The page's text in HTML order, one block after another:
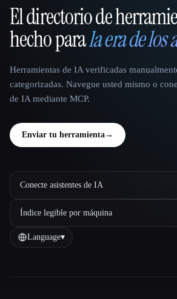
That AI Collection
El directorio de
hecho parala era de los
Herramientas de IA verificadas
categorizadas. Navegue usted mismo o
de IA mediante MCP.
Enviar tu herramienta→
Conecte asistentes de IA
Índice legible por máquina
Language▾